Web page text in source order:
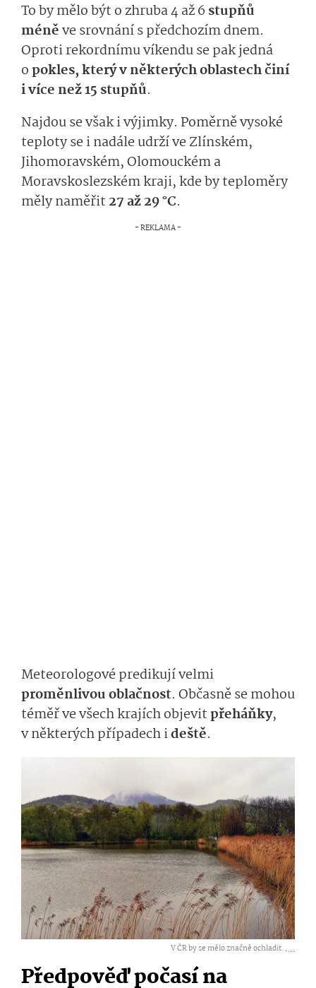
To by mělo být o zhruba 4 až 6 stupňů
méněve srovnání s předchozím dnem.
Oproti rekordnímu víkendu se pak jedná
opokles, který v některých oblastech činí
i více než 15 stupňů.
Najdou se však i výjimky. Poměrně vysoké
teploty se i nadále udrží ve Zlínském,
Jihomoravském, Olomouckém a
Moravskoslezském kraji, kde by teploměry
měly naměřit 27 až 29 °C.
Meteorologové predikují velmi
proměnlivou oblačnost. Občasně se mohou
téměř ve všech krajích objevit přeháňky,
v některých případech ideště.
V ČR by se mělo značně ochladit. ,...
Předpověď počasí na